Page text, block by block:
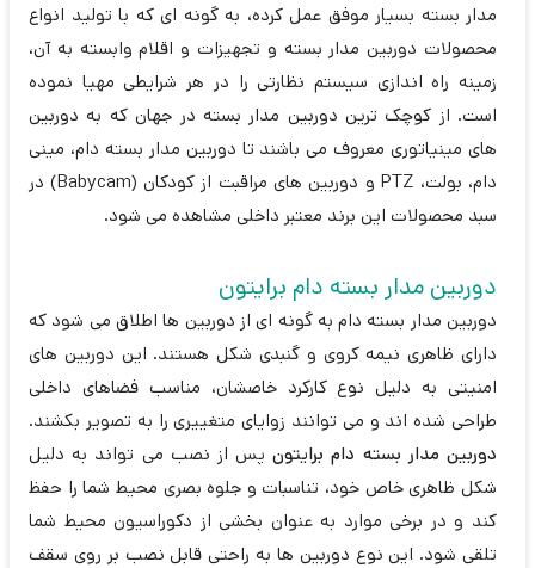
مدار بسته بسیار موفق عمل کرده، به گونه ای که با تولید انواع
محصولات دوربین مدار بسته و تجهیزات و اقلام وابسته به آن،
زمینه راه اندازی سیستم نظارتی را در هر شرایطی مهیا نموده
است. از کوچک ترین دوربین مدار بسته در جهان که به دوربین
های مینیاتوری معروف می باشند تا دوربین مدار بسته دام، مینی
دام، بولت، PTZ و دوربین های مراقبت از کودکان (Babycam) در
سبد محصولات این برند معتبر داخلی مشاهده می شود.
دوربین مدار بسته دام برایتون
دوربین مدار بسته دام به گونه ای از دوربین ها اطلاق می شود که
دارای ظاهری نیمه کروی و گنبدی شکل هستند. این دوربین های
امنیتی به دلیل نوع کارکرد خاصشان، مناسب فضاهای داخلی
طراحی شده اند و می توانند زوایای متغییری را به تصویر بکشند.
دوربین مدار بسته دام برایتونپس از نصب می تواند به دلیل
شکل ظاهری خاص خود، تناسبات و جلوه بصری محیط شما را حفظ
کند و در برخی موارد به عنوان بخشی از دکوراسیون محیط شما
تلقی شود. این نوع دوربین ها به راحتی قابل نصب بر روی سقف